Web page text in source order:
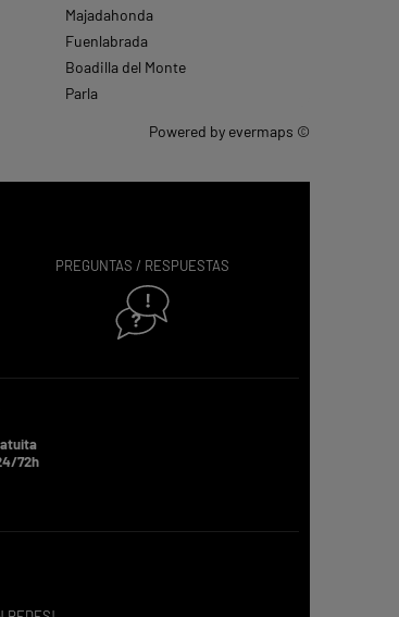
Majadahonda
Fuenlabrada
Boadilla del Monte
Parla
Powered by evermaps ©
PREGUNTAS / RESPUESTAS
72h